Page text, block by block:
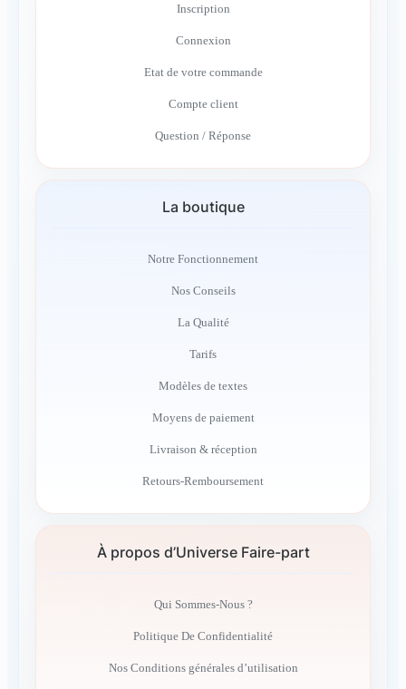
Inscription
Connexion
Etat de votre commande
Compte client
Question / Réponse
La boutique
Notre Fonctionnement
Nos Conseils
La Qualité
Tarifs
Modèles de textes
Moyens de paiement
Livraison & réception
Retours-Remboursement
À propos d’Universe Faire-part
Qui Sommes-Nous ?
Politique De Confidentialité
Nos Conditions générales d’utilisation